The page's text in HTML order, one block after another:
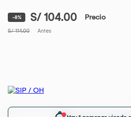
-8% S/ 104.00 Precio
S/ 114.00 Antes